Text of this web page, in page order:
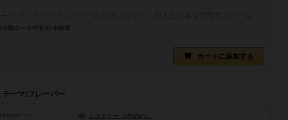
カートに追加する
テーマ/フレーバー
世界観/基本テーマ ミステリー（Mystery）